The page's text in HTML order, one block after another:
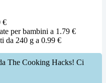
€
per bambini a 1.79 €
da 240 g a 0.99 €
The Cooking Hacks! Ci